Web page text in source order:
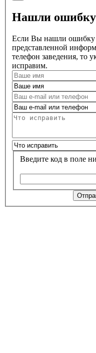
Нашли
Если Вы нашли ошибку
представленной
телефон заведения, то
исправим.
Введите код в поле